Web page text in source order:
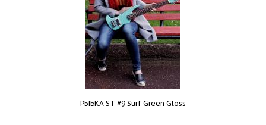
РЫБКА ST #9 Surf Green Gloss